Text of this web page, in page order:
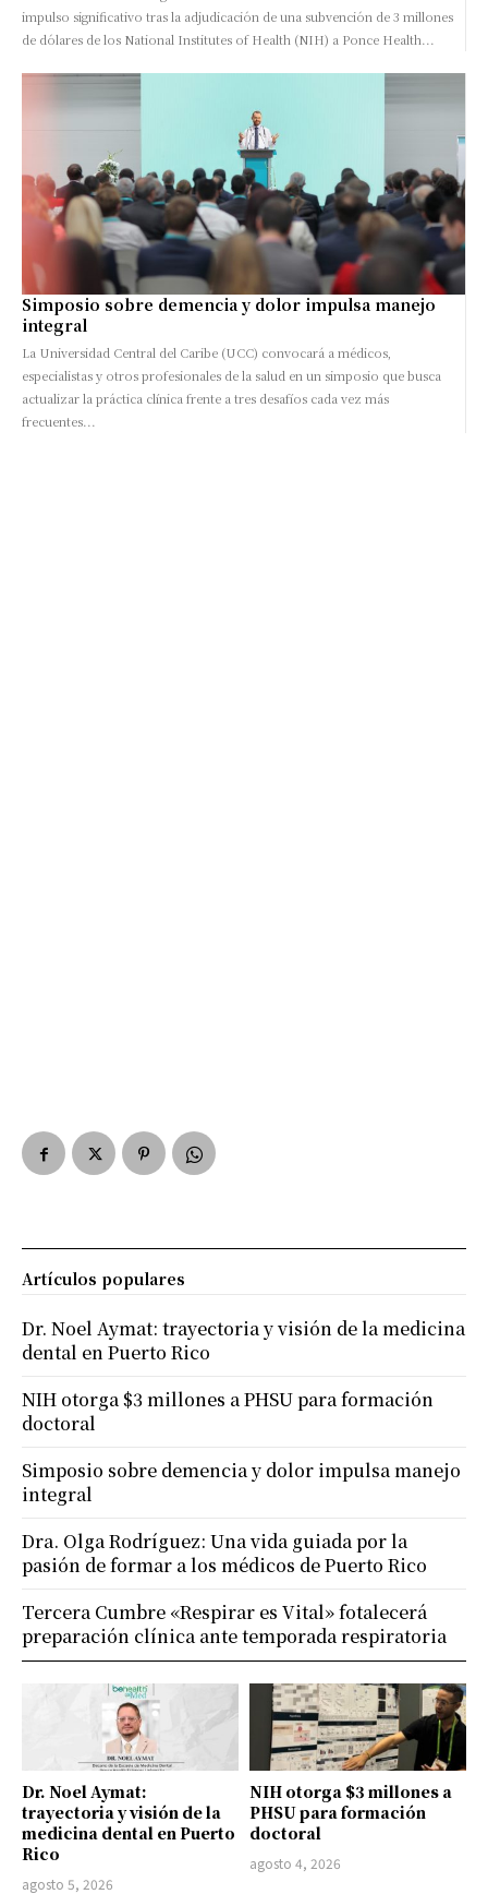
impulso significativo tras la adjudicación de una subvención de 3 millones
de dólares de los National Institutes of Health (NIH) a Ponce Health...
Simposio sobre demencia y dolor impulsa manejo
integral
La Universidad Central del Caribe (UCC) convocará a médicos,
especialistas y otros profesionales de la salud en un simposio que busca
actualizar la práctica clínica frente a tres desafíos cada vez más
frecuentes...
Dr. Noel Aymat:
trayectoria y visión de la
medicina dental en Puerto
Rico
agosto 5, 2026
NIH otorga $3 millones a
PHSU para formación
doctoral
agosto 4, 2026
Artículos populares
Dr. Noel Aymat: trayectoria y visión de la medicina
dental en Puerto Rico
NIH otorga $3 millones a PHSU para formación
doctoral
Simposio sobre demencia y dolor impulsa manejo
integral
Dra. Olga Rodríguez: Una vida guiada por la
pasión de formar a los médicos de Puerto Rico
Tercera Cumbre «Respirar es Vital» fotalecerá
preparación clínica ante temporada respiratoria